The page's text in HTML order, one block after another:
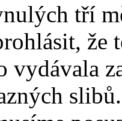
tří
že
vydávala